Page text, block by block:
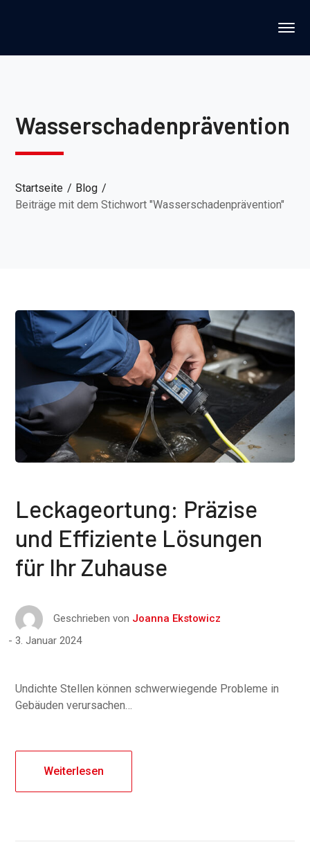
Wasserschadenprävention
Startseite
Blog
Beiträge mit dem Stichwort "Wasserschadenprävention"
Leckageortung: Präzise
und Effiziente Lösungen
für Ihr Zuhause
Geschrieben von Joanna Ekstowicz
3. Januar 2024
Undichte Stellen können schwerwiegende Probleme in
Gebäuden verursachen…
Weiterlesen